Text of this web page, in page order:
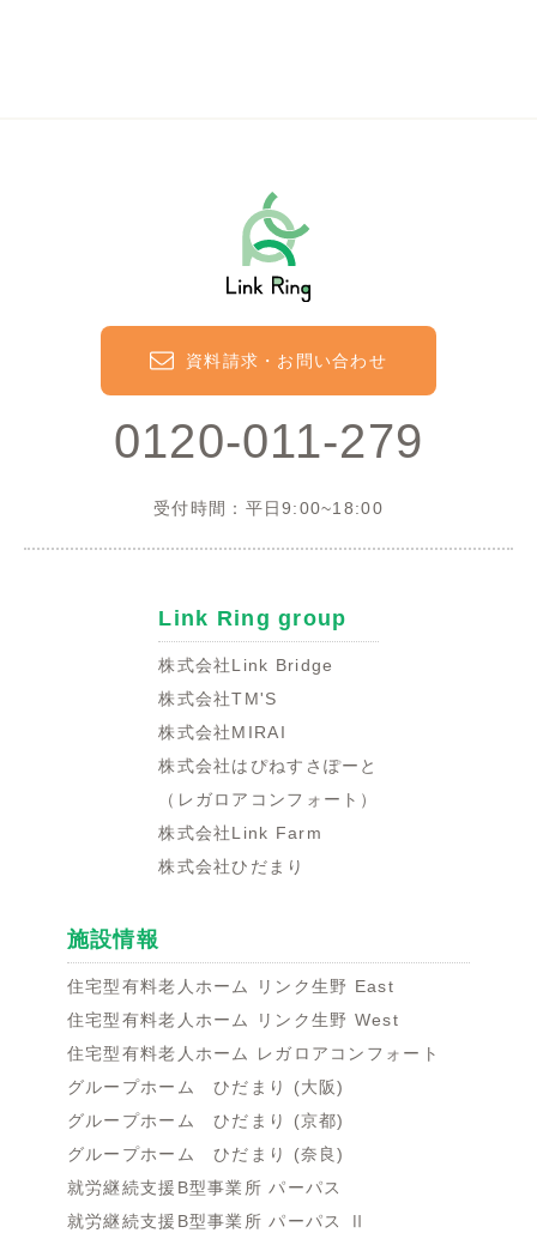
0120-011-279
受付時間：平日9:00~18:00
資料請求・お問い合わせ
Link Ring group
株式会社Link Bridge
株式会社TM'S
株式会社MIRAI
株式会社はぴねすさぽーと
（レガロアコンフォート）
株式会社Link Farm
株式会社ひだまり
施設情報
住宅型有料老人ホーム リンク生野 East
住宅型有料老人ホーム リンク生野 West
住宅型有料老人ホーム レガロアコンフォート
グループホーム ひだまり (大阪)
グループホーム ひだまり (京都)
グループホーム ひだまり (奈良)
就労継続支援B型事業所 パーパス
就労継続支援B型事業所 パーパス Ⅱ